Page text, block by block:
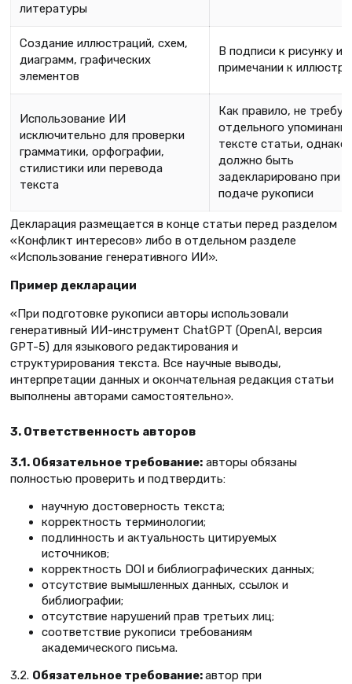
литературы
Создание иллюстраций, схем,
диаграмм, графических
элементов
В подписи к рисунку
примечании к
Использование ИИ
исключительно для проверки
грамматики, орфографии,
стилистики или перевода
текста
Как правило, не
отдельного
тексте статьи, однако
должно быть
задекларировано при
подаче рукописи
Декларация размещается в конце статьи перед разделом
«Конфликт интересов» либо в отдельном разделе
«Использование генеративного ИИ».
Пример декларации
«При подготовке рукописи авторы использовали
генеративный ИИ-инструмент ChatGPT (OpenAI, версия
GPT-5) для языкового редактирования и
структурирования текста. Все научные выводы,
интерпретации данных и окончательная редакция статьи
выполнены авторами самостоятельно».
3. Ответственность авторов
3.1. Обязательное требование: авторы обязаны
полностью проверить и подтвердить:
научную достоверность текста;
корректность терминологии;
подлинность и актуальность цитируемых
источников;
корректность DOI и библиографических данных;
отсутствие вымышленных данных, ссылок и
библиографии;
отсутствие нарушений прав третьих лиц;
соответствие рукописи требованиям
академического письма.
3.2. Обязательное требование:автор при